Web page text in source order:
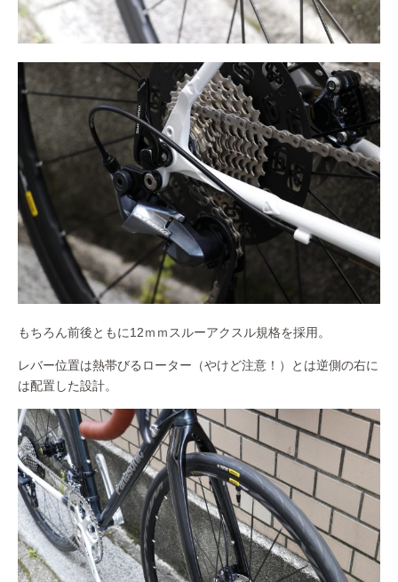
もちろん前後ともに12ｍｍスルーアクスル規格を採用。
レバー位置は熱帯びるローター（やけど注意！）とは逆側の右に
は配置した設計。